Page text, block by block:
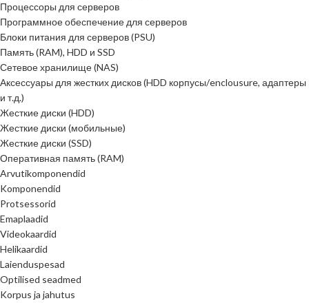
Процессоры для серверов
Программное обеспечение для серверов
Блоки питания для серверов (PSU)
Память (RAM), HDD и SSD
Сетевое хранилище (NAS)
Аксессуары для жестких дисков (HDD корпусы/enclousure, адаптеры
и т.д.)
Жесткие диски (HDD)
Жесткие диски (мобильные)
Жесткие диски (SSD)
Оперативная память (RAM)
Arvutikomponendid
Komponendid
Protsessorid
Emaplaadid
Videokaardid
Helikaardid
Laienduspesad
Optilised seadmed
Korpus ja jahutus